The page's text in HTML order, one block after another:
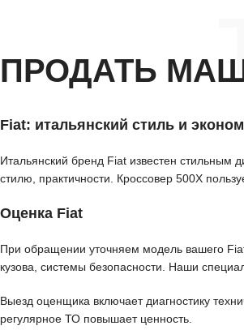
ПРОДАТЬ
Fiat: итальянский стиль и
Итальянский бренд Fiat известен стильным
стилю, практичности. Кроссовер 500X
Оценка Fiat
При обращении уточняем модель вашего
кузова, системы безопасности. Наши
Выезд оценщика включает диагностику
регулярное ТО повышает ценность.